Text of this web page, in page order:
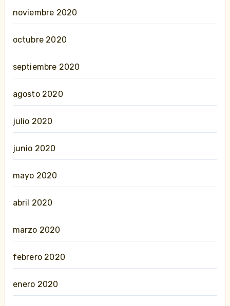
noviembre 2020
octubre 2020
septiembre 2020
agosto 2020
julio 2020
junio 2020
mayo 2020
abril 2020
marzo 2020
febrero 2020
enero 2020